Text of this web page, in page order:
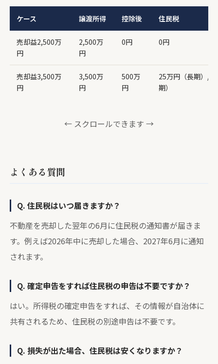
ケース 譲渡所得 控除後 住民税
売却益2,500万
円
2,500万
円
0円 0円
売却益3,500万
円
3,500万
円
500万
円
25万円（長期）/
期）
← スクロールできます →
よくある質問
Q. 住民税はいつ届きますか？
不動産を売却した翌年の6月に住民税の通知書が届きま
す。例えば2026年中に売却した場合、2027年6月に通知
されます。
Q. 確定申告をすれば住民税の申告は不要ですか？
はい。所得税の確定申告をすれば、その情報が自治体に
共有されるため、住民税の別途申告は不要です。
Q. 損失が出た場合、住民税は安くなりますか？